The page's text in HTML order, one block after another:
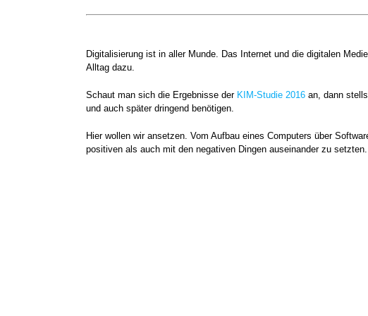
Digitalisierung ist in aller Munde. Das Internet und die digitalen
Alltag dazu.
Schaut man sich die Ergebnisse der KIM-Studie 2016 an, dann
und auch später dringend benötigen.
Hier wollen wir ansetzen. Vom Aufbau eines Computers über
positiven als auch mit den negativen Dingen auseinander zu setzten.